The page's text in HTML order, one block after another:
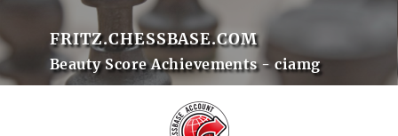
FRITZ.CHESSBASE.COM
Beauty Score Achievements - ciamg